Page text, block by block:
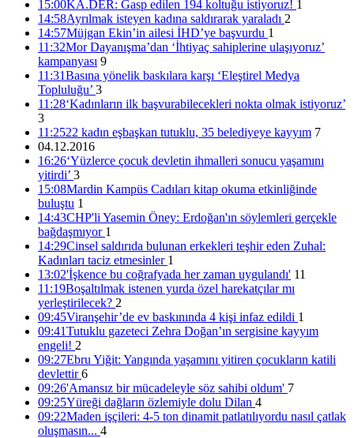
15:00KA.DER: Gasp edilen 194 koltuğu istiyoruz! 1
14:58Ayrılmak isteyen kadına saldırarak yaraladı 2
14:57Müjgan Ekin’in ailesi İHD’ye başvurdu 1
11:32Mor Dayanışma’dan ‘İhtiyaç sahiplerine ulaşıyoruz’
kampanyası 9
11:31Basına yönelik baskılara karşı ‘Eleştirel Medya
Topluluğu’ 3
11:28‘Kadınların ilk başvurabilecekleri nokta olmak istiyoruz’
3
11:2522 kadın eşbaşkan tutuklu, 35 belediyeye kayyım 7
04.12.2016
16:26‘Yüzlerce çocuk devletin ihmalleri sonucu yaşamını
yitirdi’ 3
15:08Mardin Kampüs Cadıları kitap okuma etkinliğinde
buluştu 1
14:43CHP'li Yasemin Öney: Erdoğan'ın söylemleri gerçekle
bağdaşmıyor 1
14:29Cinsel saldırıda bulunan erkekleri teşhir eden Zuhal:
Kadınları taciz etmesinler 1
13:02'İşkence bu coğrafyada her zaman uygulandı' 11
11:19Boşaltılmak istenen yurda özel harekatçılar mı
yerleştirilecek? 2
09:45Viranşehir’de ev baskınında 4 kişi infaz edildi 1
09:41Tutuklu gazeteci Zehra Doğan’ın sergisine kayyım
engeli! 2
09:27Ebru Yiğit: Yangında yaşamını yitiren çocukların katili
devlettir6
09:26'Amansız bir mücadeleyle söz sahibi oldum' 7
09:25Yüreği dağların özlemiyle dolu Dilan 4
09:22Maden işçileri: 4-5 ton dinamit patlatılıyordu nasıl çatlak
oluşmasın... 4